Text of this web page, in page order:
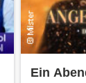
Ein